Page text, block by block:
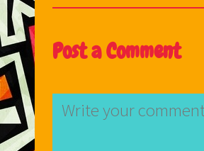
Post a Comment